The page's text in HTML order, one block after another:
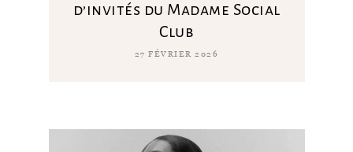
d’invités du Madame Social
Club
27 FÉVRIER 2026